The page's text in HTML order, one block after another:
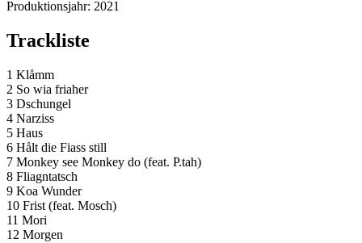
Produktionsjahr: 2021
Trackliste
1 Klåmm
2 So wia friaher
3 Dschungel
4 Narziss
5 Haus
6 Hålt die Fiass still
7 Monkey see Monkey do (feat. P.tah)
8 Fliagntatsch
9 Koa Wunder
10 Frist (feat. Mosch)
11 Mori
12 Morgen